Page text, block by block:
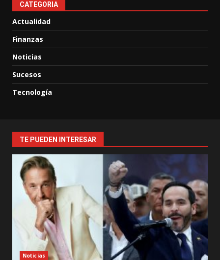
CATEGORIA
Actualidad
Finanzas
Noticias
Sucesos
Tecnología
TE PUEDEN INTERESAR
Noticias